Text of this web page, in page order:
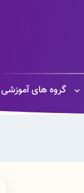
گروه های آموزشی